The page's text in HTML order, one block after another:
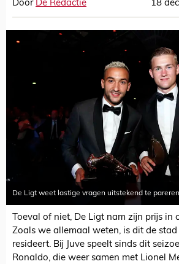
Door De Redactie 18
De Ligt weet lastige vragen uitstekend te
Toeval of niet, De Ligt nam zijn prijs in
Zoals we allemaal weten, is dit de
resideert. Bij Juve speelt sinds dit
Ronaldo, die weer samen met Lionel